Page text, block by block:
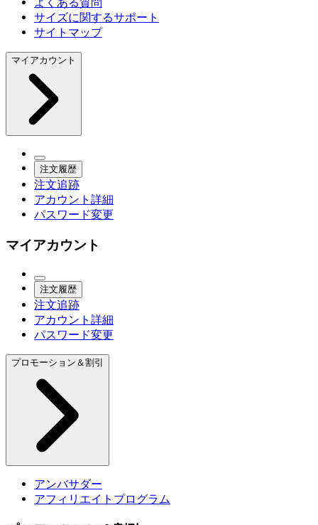
サイズに関するサポート
サイトマップ
マイアカウント
注文履歴
注文追跡
アカウント詳細
パスワード変更
マイアカウント
注文履歴
注文追跡
アカウント詳細
パスワード変更
プロモーション＆割引
アンバサダー
アフィリエイトプログラム